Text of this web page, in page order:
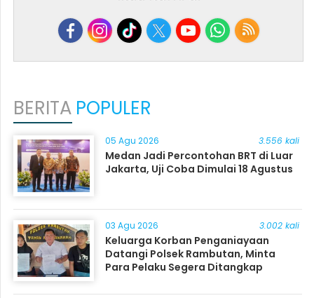
BERITA POPULER
05 Agu 2026 3.556 kali
Medan Jadi Percontohan BRT di Luar
Jakarta, Uji Coba Dimulai 18 Agustus
03 Agu 2026 3.002 kali
Keluarga Korban Penganiayaan
Datangi Polsek Rambutan, Minta
Para Pelaku Segera Ditangkap